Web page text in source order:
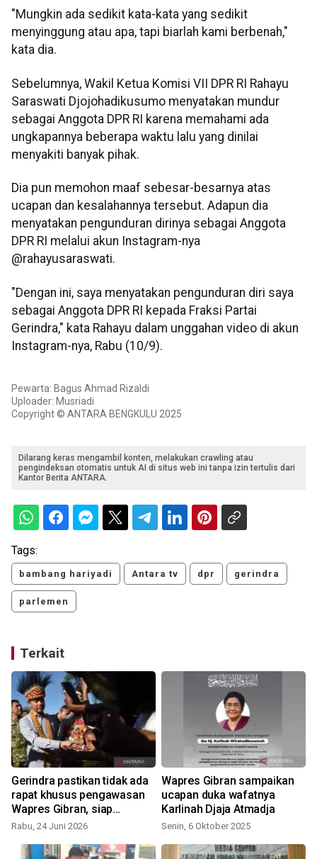
"Mungkin ada sedikit kata-kata yang sedikit
menyinggung atau apa, tapi biarlah kami berbenah,"
kata dia.
Sebelumnya, Wakil Ketua Komisi VII DPR RI Rahayu
Saraswati Djojohadikusumo menyatakan mundur
sebagai Anggota DPR RI karena memahami ada
ungkapannya beberapa waktu lalu yang dinilai
menyakiti banyak pihak.
Dia pun memohon maaf sebesar-besarnya atas
ucapan dan kesalahannya tersebut. Adapun dia
menyatakan pengunduran dirinya sebagai Anggota
DPR RI melalui akun Instagram-nya
@rahayusaraswati.
"Dengan ini, saya menyatakan pengunduran diri saya
sebagai Anggota DPR RI kepada Fraksi Partai
Gerindra," kata Rahayu dalam unggahan video di akun
Instagram-nya, Rabu (10/9).
Pewarta: Bagus Ahmad Rizaldi
Uploader: Musriadi
Copyright © ANTARA BENGKULU 2025
Dilarang keras mengambil konten, melakukan crawling atau
pengindeksan otomatis untuk AI di situs web ini tanpa izin tertulis dari
Kantor Berita ANTARA.
Tags:
bambang hariyadi Antara tv dpr gerindra
parlemen
Terkait
Gerindra pastikan tidak ada
rapat khusus pengawasan
Wapres Gibran, siap
layangkan somasi atas
Rabu, 24 Juni 2026
Wapres Gibran sampaikan
ucapan duka wafatnya
Karlinah Djaja Atmadja
Senin, 6 Oktober 2025